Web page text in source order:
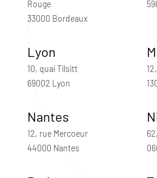
Rouge
33000 Bordeaux
Lyon
10, quai Tilsitt
69002 Lyon
Nantes
12, rue Mercoeur
44000 Nantes